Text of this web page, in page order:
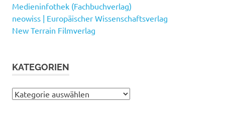
Medieninfothek (Fachbuchverlag)
neowiss | Europäischer Wissenschaftsverlag
New Terrain Filmverlag
KATEGORIEN
Kategorien